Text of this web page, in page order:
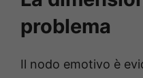
problema
Il nodo emotivo è